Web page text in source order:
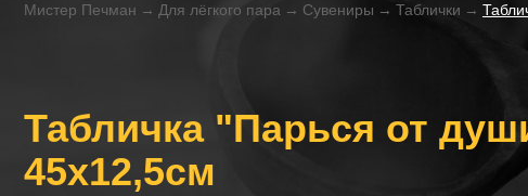
Мистер Печман → Для лёгкого пара → Сувениры → Таблички →
Табличка "Парься от
45х12,5см